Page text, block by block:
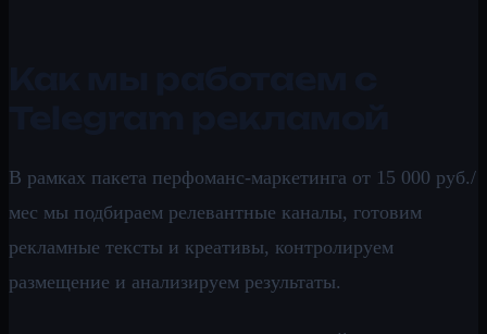
В рамках пакета перфоманс-маркетинга от 15 000 руб./
мес мы подбираем релевантные каналы, готовим
рекламные тексты и креативы, контролируем
размещение и анализируем результаты.